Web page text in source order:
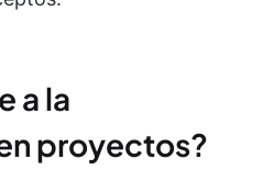
a la
proyectos?